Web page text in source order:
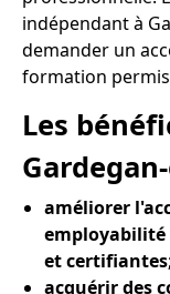
indépendant à
demander un
formation
Les
améliorer
et certifiantes;
acquérir des